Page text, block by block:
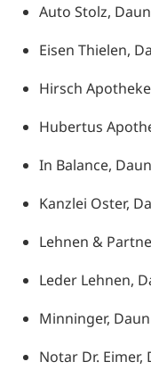
Auto Stolz, Daun
Eisen Thielen,
Hirsch
Hubertus
In Balance, Daun
Kanzlei Oster,
Lehnen &
Leder Lehnen,
Minninger, Daun
Notar Dr.